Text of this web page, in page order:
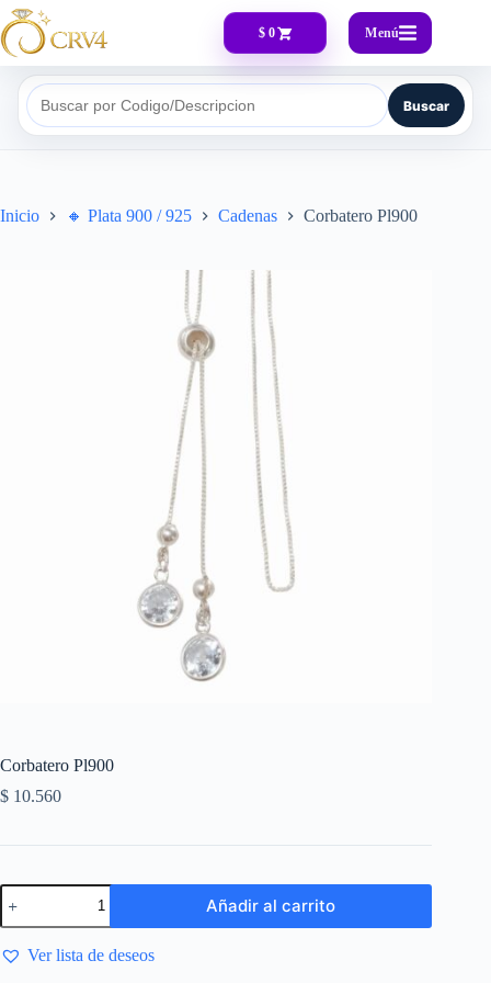
$ 0 Menú
Buscar por Codigo/Descripcion Buscar
Inicio 🔸​ Plata 900 / 925 Cadenas Corbatero Pl900
Corbatero Pl900
$ 10.560
Añadir al carrito
Ver lista de deseos